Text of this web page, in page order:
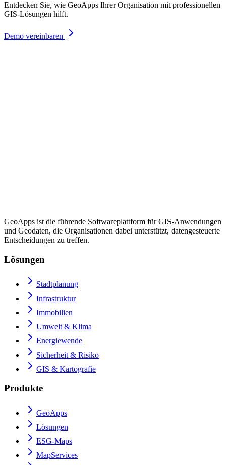
Entdecken Sie, wie GeoApps Ihrer Organisation mit professionellen
GIS-Lösungen hilft.
Demo vereinbaren
GeoApps ist die führende Softwareplattform für GIS-Anwendungen
und Geodaten, die Organisationen dabei unterstützt, datengesteuerte
Entscheidungen zu treffen.
Lösungen
Stadtplanung
Infrastruktur
Immobilien
Umwelt & Klima
Energiewende
Sicherheit & Risiko
GIS & Kartografie
Produkte
GeoApps
Lösungen
ESG-Maps
MapServices